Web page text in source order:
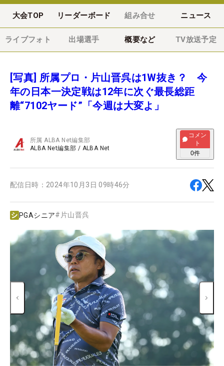
大会TOP リーダーボード 組み合せ ニュース
ライブフォト 出場選手 概要など TV放送予定
[写真] 所属プロ・片山晋呉は1W抜き？ 今
年の日本一決定戦は12年に次ぐ最長総距
離“7102ヤード”「今週は大変よ」
所属ALBA Net編集部
ALBA Net編集部 / ALBA Net
コメン
ト
0件
配信日時： 2024年10月3日 09時46分
PGAシニア# 片山晋呉